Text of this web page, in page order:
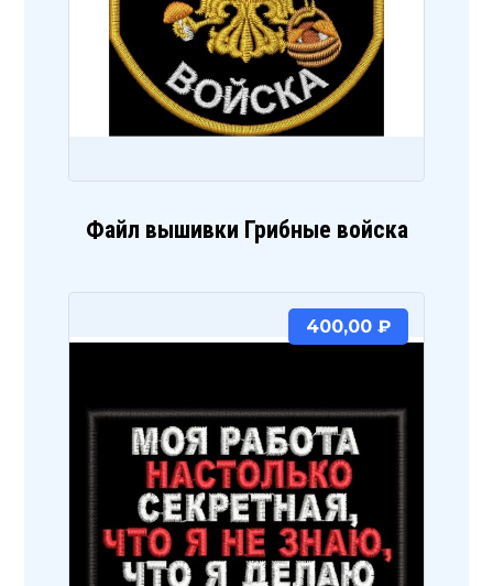
Файл вышивки Грибные войска
400,00 ₽